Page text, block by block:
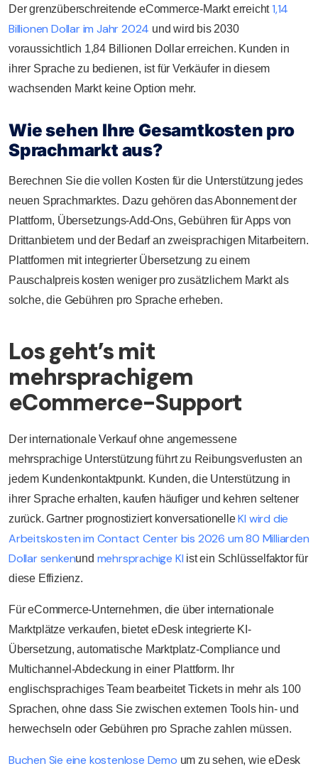
Der grenzüberschreitende eCommerce-Markt erreicht 1,14
Billionen Dollar im Jahr 2024 und wird bis 2030
voraussichtlich 1,84 Billionen Dollar erreichen. Kunden in
ihrer Sprache zu bedienen, ist für Verkäufer in diesem
wachsenden Markt keine Option mehr.
Wie sehen Ihre Gesamtkosten pro
Sprachmarkt aus?
Berechnen Sie die vollen Kosten für die Unterstützung jedes
neuen Sprachmarktes. Dazu gehören das Abonnement der
Plattform, Übersetzungs-Add-Ons, Gebühren für Apps von
Drittanbietern und der Bedarf an zweisprachigen Mitarbeitern.
Plattformen mit integrierter Übersetzung zu einem
Pauschalpreis kosten weniger pro zusätzlichem Markt als
solche, die Gebühren pro Sprache erheben.
Los geht’s mit
mehrsprachigem
eCommerce-Support
Der internationale Verkauf ohne angemessene
mehrsprachige Unterstützung führt zu Reibungsverlusten an
jedem Kundenkontaktpunkt. Kunden, die Unterstützung in
ihrer Sprache erhalten, kaufen häufiger und kehren seltener
zurück. Gartner prognostiziert konversationelleKI wird die
Arbeitskosten im Contact Center bis 2026 um 80 Milliarden
Dollar senkenund mehrsprachige KI ist ein Schlüsselfaktor für
diese Effizienz.
Für eCommerce-Unternehmen, die über internationale
Marktplätze verkaufen, bietet eDesk integrierte KI-
Übersetzung, automatische Marktplatz-Compliance und
Multichannel-Abdeckung in einer Plattform. Ihr
englischsprachiges Team bearbeitet Tickets in mehr als 100
Sprachen, ohne dass Sie zwischen externen Tools hin- und
herwechseln oder Gebühren pro Sprache zahlen müssen.
Buchen Sie eine kostenlose Demo um zu sehen, wie eDesk